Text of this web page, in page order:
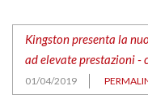
Kingston presenta la
ad elevate prestazioni -
01/04/2019